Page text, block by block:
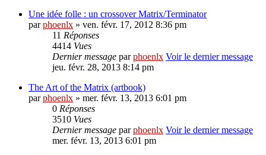
Une idée folle : un crossover Matrix/Terminator
parphoenlx » ven. févr. 17, 2012 8:36 pm
11 Réponses
4414 Vues
Dernier message parphoenlx Voir le dernier message
jeu. févr. 28, 2013 8:14 pm
The Art of the Matrix (artbook)
parphoenlx » mer. févr. 13, 2013 6:01 pm
0 Réponses
3510 Vues
Dernier message parphoenlx Voir le dernier message
mer. févr. 13, 2013 6:01 pm